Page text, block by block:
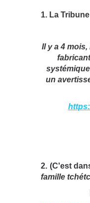
1. La
Il y a 4
un
2. (C'est
famille